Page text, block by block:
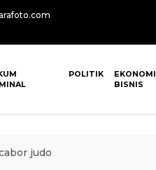
POLITIK
EKONOMI
BISNIS
judo